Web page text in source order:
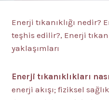
Enerji tıkanıklığı nedir?
teşhis edilir?, Enerji
yaklaşımları
Enerji tıkanıklıkları
enerji akışı; fiziksel